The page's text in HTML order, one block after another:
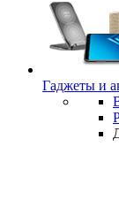
Гаджеты и